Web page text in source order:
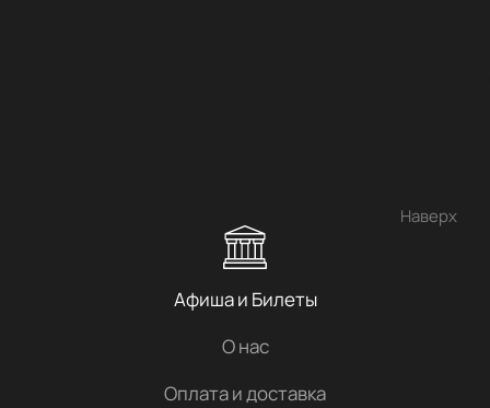
Наверх
Афиша и Билеты
О нас
Оплата и доставка